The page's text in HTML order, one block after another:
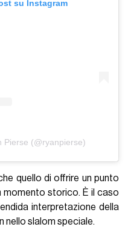
su Instagram
Pierse (@ryanpierse)
quello di offrire un punto
momento storico. È il caso
interpretazione della
nello slalom speciale.